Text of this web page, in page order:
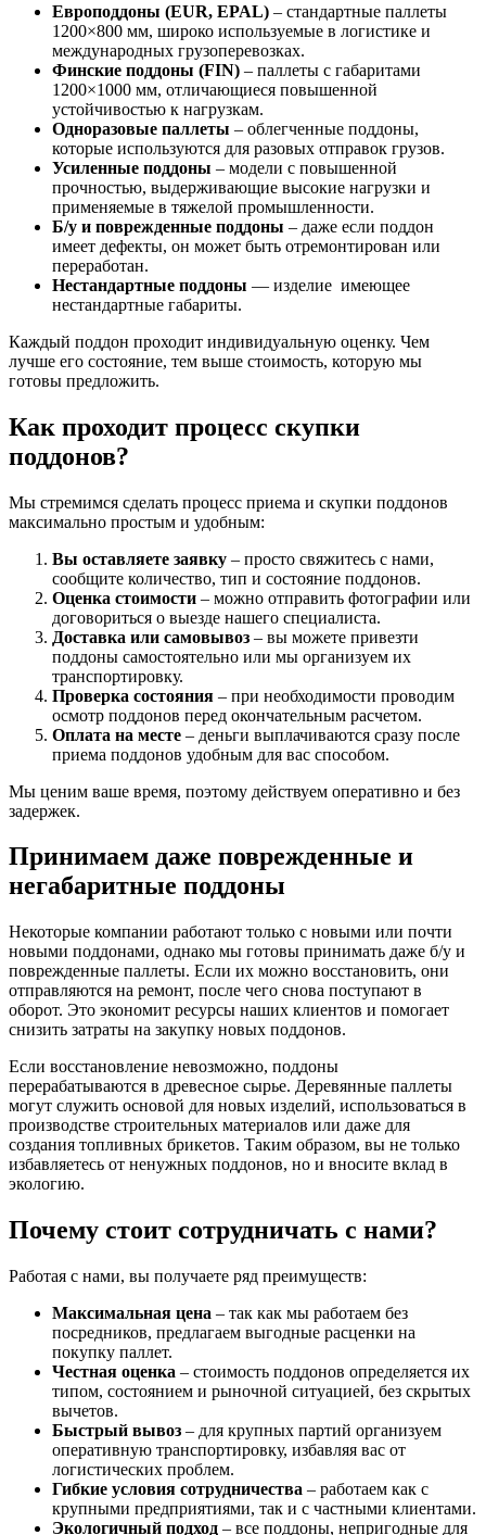
Европоддоны (EUR, EPAL) – стандартные паллеты
1200×800 мм, широко используемые в логистике и
международных грузоперевозках.
Финские поддоны (FIN) – паллеты с габаритами
1200×1000 мм, отличающиеся повышенной
устойчивостью к нагрузкам.
Одноразовые паллеты – облегченные поддоны,
которые используются для разовых отправок грузов.
Усиленные поддоны – модели с повышенной
прочностью, выдерживающие высокие нагрузки и
применяемые в тяжелой промышленности.
Б/у и поврежденные поддоны – даже если поддон
имеет дефекты, он может быть отремонтирован или
переработан.
Нестандартные поддоны — изделие имеющее
нестандартные габариты.
Каждый поддон проходит индивидуальную оценку. Чем
лучше его состояние, тем выше стоимость, которую мы
готовы предложить.
Как проходит процесс скупки
поддонов?
Мы стремимся сделать процесс приема и скупки поддонов
максимально простым и удобным:
Вы оставляете заявку – просто свяжитесь с нами,
сообщите количество, тип и состояние поддонов.
Оценка стоимости – можно отправить фотографии или
договориться о выезде нашего специалиста.
Доставка или самовывоз – вы можете привезти
поддоны самостоятельно или мы организуем их
транспортировку.
Проверка состояния – при необходимости проводим
осмотр поддонов перед окончательным расчетом.
Оплата на месте – деньги выплачиваются сразу после
приема поддонов удобным для вас способом.
Мы ценим ваше время, поэтому действуем оперативно и без
задержек.
Принимаем даже поврежденные и
негабаритные поддоны
Некоторые компании работают только с новыми или почти
новыми поддонами, однако мы готовы принимать даже б/у и
поврежденные паллеты. Если их можно восстановить, они
отправляются на ремонт, после чего снова поступают в
оборот. Это экономит ресурсы наших клиентов и помогает
снизить затраты на закупку новых поддонов.
Если восстановление невозможно, поддоны
перерабатываются в древесное сырье. Деревянные паллеты
могут служить основой для новых изделий, использоваться в
производстве строительных материалов или даже для
создания топливных брикетов. Таким образом, вы не только
избавляетесь от ненужных поддонов, но и вносите вклад в
экологию.
Почему стоит сотрудничать с нами?
Работая с нами, вы получаете ряд преимуществ:
Максимальная цена – так как мы работаем без
посредников, предлагаем выгодные расценки на
покупку паллет.
Честная оценка – стоимость поддонов определяется их
типом, состоянием и рыночной ситуацией, без скрытых
вычетов.
Быстрый вывоз – для крупных партий организуем
оперативную транспортировку, избавляя вас от
логистических проблем.
Гибкие условия сотрудничества – работаем как с
крупными предприятиями, так и с частными клиентами.
Экологичный подход – все поддоны, непригодные для